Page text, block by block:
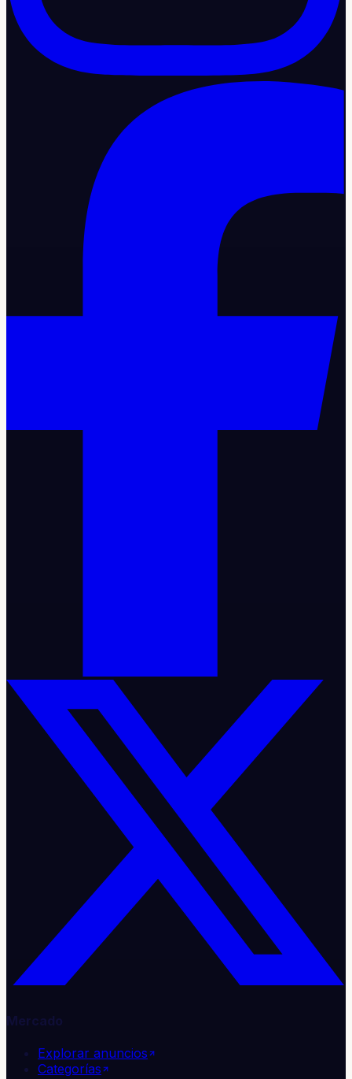
Mercado
Explorar anuncios
Categorías